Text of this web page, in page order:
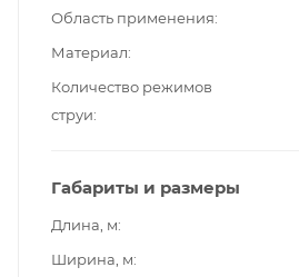
Область применения
Материал
Количество режимов
струи
Габариты и размеры
Длина, м
Ширина, м